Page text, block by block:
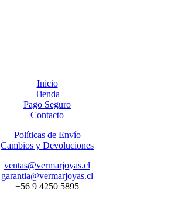
Inicio
Tienda
Pago Seguro
Contacto
Políticas de Envío
Cambios y Devoluciones
ventas@vermarjoyas.cl
garantia@vermarjoyas.cl
+56 9 4250 5895